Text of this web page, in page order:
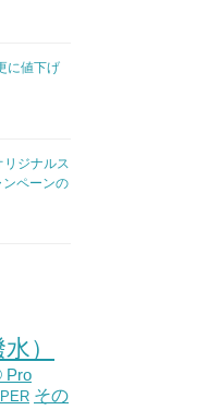
に値下げ
リジナルス
ペーンの
）
Pro
その